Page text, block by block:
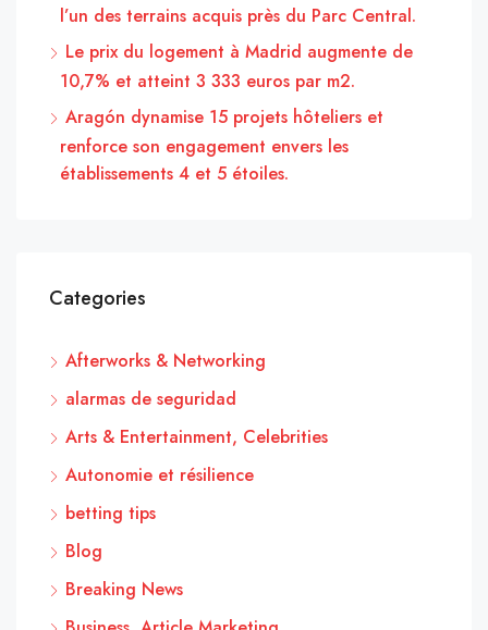
l’un des terrains acquis près du Parc Central.
Le prix du logement à Madrid augmente de
10,7% et atteint 3 333 euros par m2.
Aragón dynamise 15 projets hôteliers et
renforce son engagement envers les
établissements 4 et 5 étoiles.
Categories
Afterworks & Networking
alarmas de seguridad
Arts & Entertainment, Celebrities
Autonomie et résilience
betting tips
Blog
Breaking News